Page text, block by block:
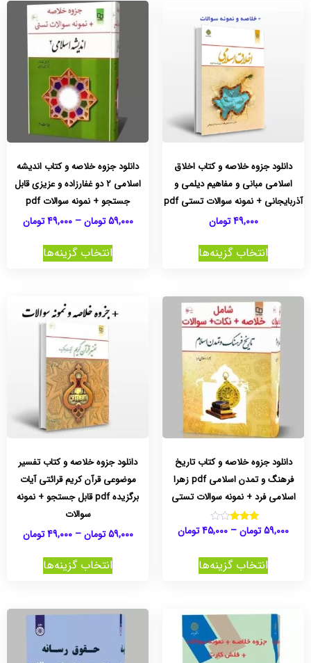
دانلود جزوه خلاصه و کتاب اخلاق
اسلامی مبانی و مفاهیم دیلمی و
آذربایجانی + نمونه سوالات تستی pdf
49,000 تومان
انتخاب گزینه‌ها
دانلود جزوه خلاصه و کتاب اندیشه
اسلامی 2 دو غفارزاده و عزیزی قابل
جستجو + نمونه سوالات pdf
59,000 تومان –
49,000 تومان
انتخاب گزینه‌ها
دانلود جزوه خلاصه و کتاب تاریخ
فرهنگ و تمدن اسلامی pdf زهرا
اسلامی فرد + نمونه سوالات تستی
نمره
3.00
59,000تومان–
45,000تومان
انتخاب گزینه‌ها
دانلود جزوه خلاصه و کتاب تفسیر
موضوعی قرآن کریم قرائتی آیات
برگزیده pdf قابل جستجو + نمونه
سوالات
59,000 تومان –
49,000 تومان
انتخاب گزینه‌ها